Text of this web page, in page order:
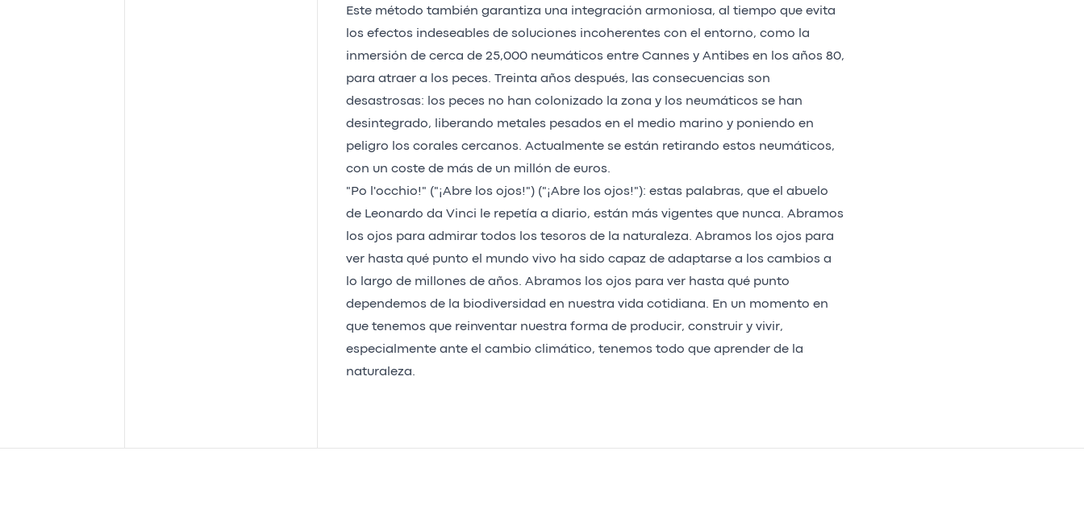
Este método también garantiza una integración armoniosa, al tiempo que evita
los efectos indeseables de soluciones incoherentes con el entorno, como la
inmersión de cerca de 25,000 neumáticos entre Cannes y Antibes en los años 80,
para atraer a los peces. Treinta años después, las consecuencias son
desastrosas: los peces no han colonizado la zona y los neumáticos se han
desintegrado, liberando metales pesados en el medio marino y poniendo en
peligro los corales cercanos. Actualmente se están retirando estos neumáticos,
con un coste de más de un millón de euros.
"Po l'occhio!" ("¡Abre los ojos!") ("¡Abre los ojos!"): estas palabras, que el abuelo
de Leonardo da Vinci le repetía a diario, están más vigentes que nunca. Abramos
los ojos para admirar todos los tesoros de la naturaleza. Abramos los ojos para
ver hasta qué punto el mundo vivo ha sido capaz de adaptarse a los cambios a
lo largo de millones de años. Abramos los ojos para ver hasta qué punto
dependemos de la biodiversidad en nuestra vida cotidiana. En un momento en
que tenemos que reinventar nuestra forma de producir, construir y vivir,
especialmente ante el cambio climático, tenemos todo que aprender de la
naturaleza.